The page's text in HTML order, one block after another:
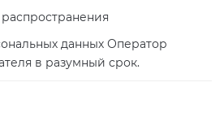
данных Оператор
в разумный срок.